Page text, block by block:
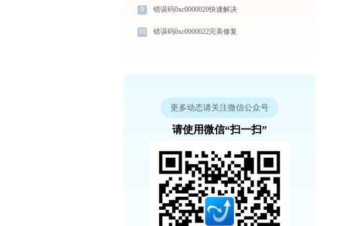
9 错误码0xc0000020快速解决
10 错误码0xc0000022完美修复
更多动态请关注微信公众号
请使用微信“扫一扫”